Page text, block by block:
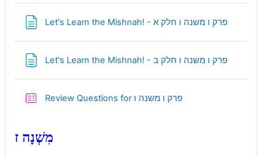
Let's Learn the Mishnah! - פרק ו משנה ו חלק אPage
Let's Learn the Mishnah! - פרק ו משנה ו חלק בPage
Review Questions for פרק ו משנה וQuiz
מִשְׁנָה ז